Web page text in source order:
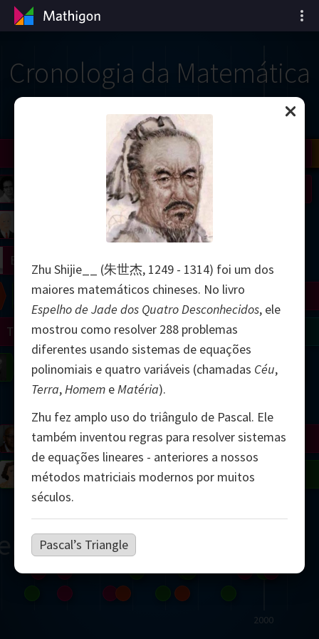
Cronologia da Matemática
2000
Avila
Mirzakhani
Tao
Perelman
Zhang
Daubechies
Bourgain
Wiles
Shamir
Yau
Matiyasevich
Thurston
Uhlenbeck
Conway
Langlands
Easley
Penrose
Grothendieck
Serre
Wilkins
Robinson
Blackwell
Gardner
Erdős
Turing
Chern
Zhu Shijie__ (朱世杰, 1249 - 1314) foi um dos
maiores matemáticos chineses. No livro
Espelho de Jade dos Quatro Desconhecidos, ele
mostrou como resolver 288 problemas
diferentes usando sistemas de equações
polinomiais e quatro variáveis (chamadas Céu,
Terra,Homem eMatéria).
Zhu fez amplo uso do triângulo de Pascal. Ele
também inventou regras para resolver sistemas
de equações lineares - anteriores a nossos
métodos matriciais modernos por muitos
séculos.
Pascal’s Triangle